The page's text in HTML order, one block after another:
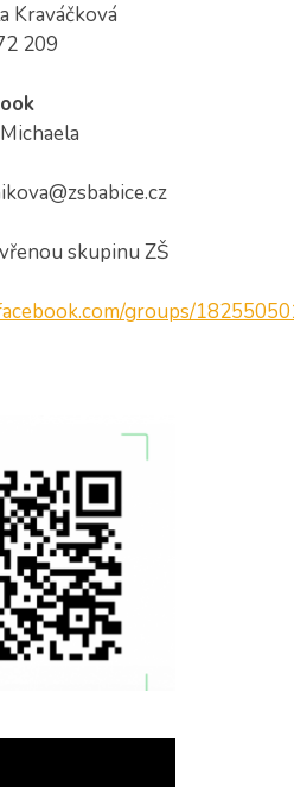
Kraváčková
209
skupinu ZŠ
groups/